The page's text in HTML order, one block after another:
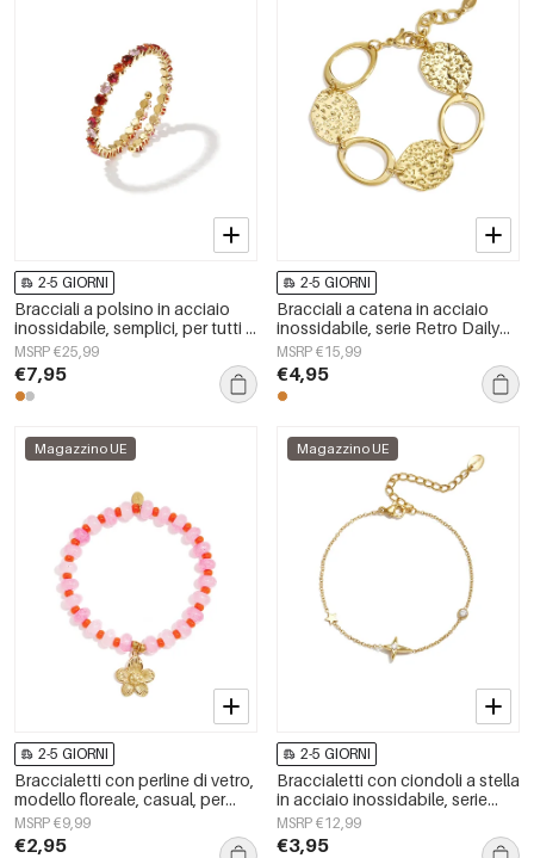
2-5 GIORNI
Bracciali a polsino in acciaio
inossidabile, semplici, per tutti i
giorni, serie Simple, gioielli da
donna
MSRP €25,99
€7,95
2-5 GIORNI
Bracciali a catena in acciaio
inossidabile, serie Retro Daily
Classic, gioielli da donna
MSRP €15,99
€4,95
Magazzino UE
2-5 GIORNI
Braccialetti con perline di vetro,
modello floreale, casual, per
tutti i giorni, semplici, gioielli da
donna
MSRP €9,99
€2,95
Magazzino UE
2-5 GIORNI
Braccialetti con ciondoli a stella
in acciaio inossidabile, serie
semplice e quotidiana, gioielli
da donna
MSRP €12,99
€3,95